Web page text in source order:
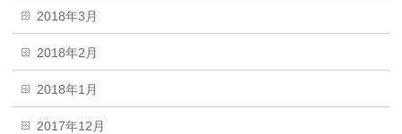
2018年3月
2018年2月
2018年1月
2017年12月